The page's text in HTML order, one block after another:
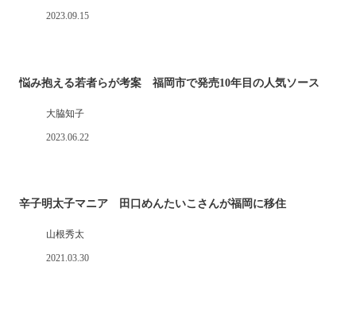
2023.09.15
悩み抱える若者らが考案 福岡市で発売10年目の人気ソース
大脇知子
2023.06.22
辛子明太子マニア 田口めんたいこさんが福岡に移住
山根秀太
2021.03.30